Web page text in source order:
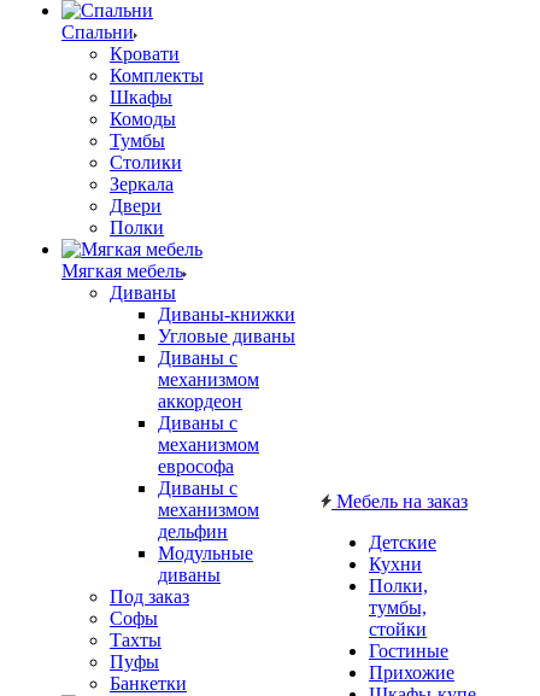
Спальни
Кровати
Комплекты
Шкафы
Комоды
Тумбы
Столики
Зеркала
Двери
Полки
Мягкая мебель
Диваны
Диваны-книжки
Угловые диваны
Диваны с
механизмом
аккордеон
Диваны с
механизмом
еврософа
Диваны с
механизмом
дельфин
Модульные
диваны
Под заказ
Софы
Тахты
Пуфы
Банкетки
Мебель на заказ
Детские
Кухни
Полки,
тумбы,
стойки
Гостиные
Прихожие